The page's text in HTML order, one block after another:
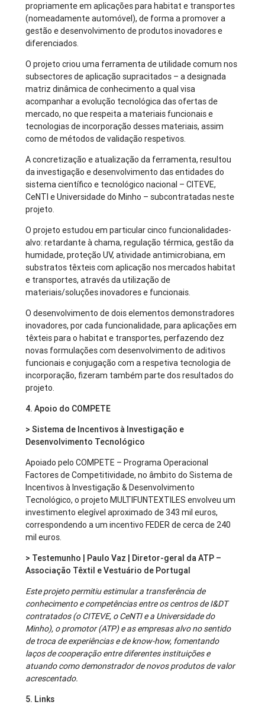
propriamente em aplicações para habitat e transportes
(nomeadamente automóvel), de forma a promover a
gestão e desenvolvimento de produtos inovadores e
diferenciados.
O projeto criou uma ferramenta de utilidade comum nos
subsectores de aplicação supracitados – a designada
matriz dinâmica de conhecimento a qual visa
acompanhar a evolução tecnológica das ofertas de
mercado, no que respeita a materiais funcionais e
tecnologias de incorporação desses materiais, assim
como de métodos de validação respetivos.
A concretização e atualização da ferramenta, resultou
da investigação e desenvolvimento das entidades do
sistema científico e tecnológico nacional – CITEVE,
CeNTI e Universidade do Minho – subcontratadas neste
projeto.
O projeto estudou em particular cinco funcionalidades-
alvo: retardante à chama, regulação térmica, gestão da
humidade, proteção UV, atividade antimicrobiana, em
substratos têxteis com aplicação nos mercados habitat
e transportes, através da utilização de
materiais/soluções inovadores e funcionais.
O desenvolvimento de dois elementos demonstradores
inovadores, por cada funcionalidade, para aplicações em
têxteis para o habitat e transportes, perfazendo dez
novas formulações com desenvolvimento de aditivos
funcionais e conjugação com a respetiva tecnologia de
incorporação, fizeram também parte dos resultados do
projeto.
4. Apoio do COMPETE
> Sistema de Incentivos à Investigação e
Desenvolvimento Tecnológico
Apoiado pelo COMPETE – Programa Operacional
Factores de Competitividade, no âmbito do Sistema de
Incentivos à Investigação & Desenvolvimento
Tecnológico, o projeto MULTIFUNTEXTILES envolveu um
investimento elegível aproximado de 343 mil euros,
correspondendo a um incentivo FEDER de cerca de 240
mil euros.
> Testemunho | Paulo Vaz | Diretor-geral da ATP –
Associação Têxtil e Vestuário de Portugal
Este projeto permitiu estimular a transferência de
conhecimento e competências entre os centros de I&DT
contratados (o CITEVE, o CeNTI e a Universidade do
Minho), o promotor (ATP) e as empresas alvo no sentido
de troca de experiências e de know-how, fomentando
laços de cooperação entre diferentes instituições e
atuando como demonstrador de novos produtos de valor
acrescentado.
5. Links